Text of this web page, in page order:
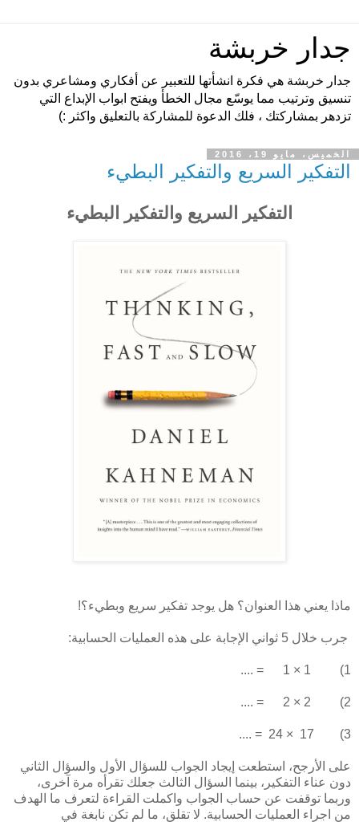
جدار خربشة
جدار خربشة هي فكرة انشأتها للتعبير عن أفكاري ومشاعري بدون
تنسيق وترتيب مما يوسّع مجال الخطأ ويفتح ابواب الإبداع التي
تزدهر بمشاركتك ، فلك الدعوة للمشاركة بالتعليق واكثر :)
الخميس، مايو 19، 2016
التفكير السريع والتفكير البطيء
التفكير السريع والتفكير البطيء
ماذا يعني هذا العنوان؟ هل يوجد تفكير سريع وبطيء؟!
جرب خلال 5 ثواني الإجابة على هذه العمليات الحسابية:
1) 1 × 1 = ....
2) 2 × 2 = ....
3) 17 × 24 = ....
على الأرجح، استطعت إيجاد الجواب للسؤال الأول والسؤال الثاني
دون عناء التفكير، بينما السؤال الثالث جعلك تقرأه مرة آخرى،
وربما توقفت عن حساب الجواب واكملت القراءة لتعرف ما الهدف
من اجراء العمليات الحسابية. لا تقلق، ما لم تكن نابغة في